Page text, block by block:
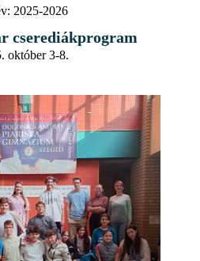
2025-2026
cserediákprogram
október 3-8.